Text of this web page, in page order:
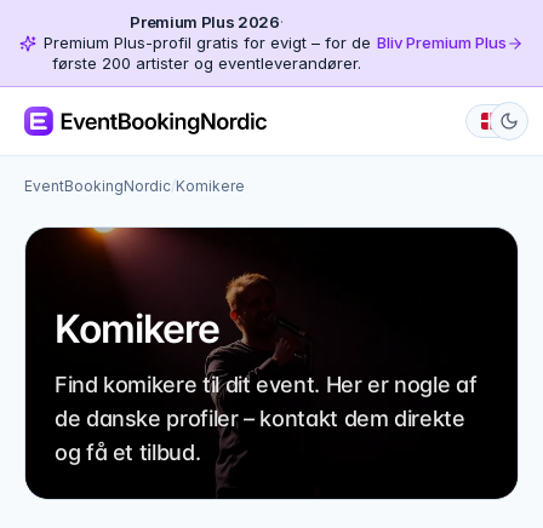
Premium Plus 2026·
Premium Plus-profil gratis for evigt – for de
første 200 artister og eventleverandører.
Bliv Premium Plus
EventBookingNordic/Komikere
Komikere
Find komikere til dit event. Her er nogle af
de danske profiler – kontakt dem direkte
og få et tilbud.